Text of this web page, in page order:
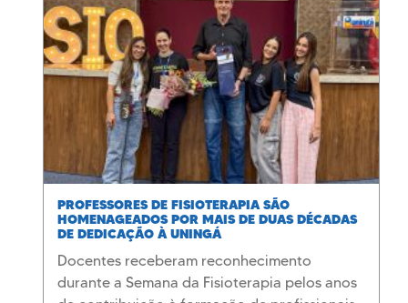
PROFESSORES DE FISIOTERAPIA SÃO
HOMENAGEADOS POR MAIS DE DUAS DÉCADAS
DE DEDICAÇÃO À UNINGÁ
Docentes receberam reconhecimento
durante a Semana da Fisioterapia pelos anos